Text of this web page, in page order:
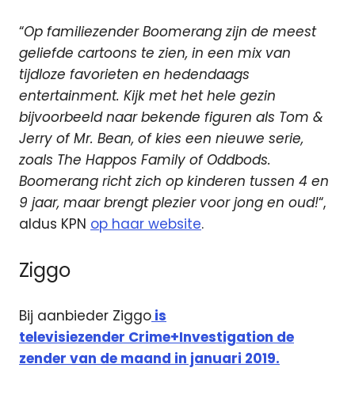
“Op familiezender Boomerang zijn de meest
geliefde cartoons te zien, in een mix van
tijdloze favorieten en hedendaags
entertainment. Kijk met het hele gezin
bijvoorbeeld naar bekende figuren als Tom &
Jerry of Mr. Bean, of kies een nieuwe serie,
zoals The Happos Family of Oddbods.
Boomerang richt zich op kinderen tussen 4 en
9 jaar, maar brengt plezier voor jong en oud!“,
aldus KPN op haar website.
Ziggo
Bij aanbieder Ziggo is
televisiezender Crime+Investigation de
zender van de maand in januari 2019.